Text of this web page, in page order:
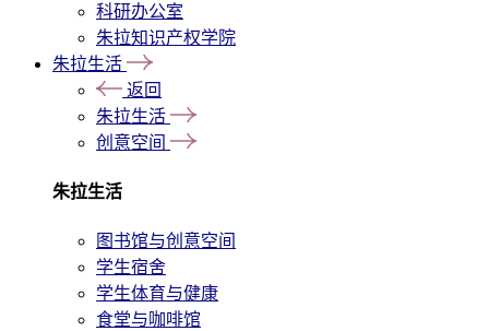
科研办公室
朱拉知识产权学院
朱拉生活
返回
朱拉生活
创意空间
朱拉生活
图书馆与创意空间
学生宿舍
学生体育与健康
食堂与咖啡馆